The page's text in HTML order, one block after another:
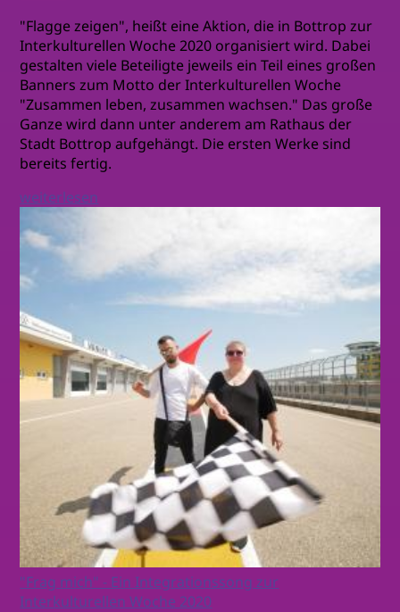
"Flagge zeigen", heißt eine Aktion, die in Bottrop zur
Interkulturellen Woche 2020 organisiert wird. Dabei
gestalten viele Beteiligte jeweils ein Teil eines großen
Banners zum Motto der Interkulturellen Woche
"Zusammen leben, zusammen wachsen." Das große
Ganze wird dann unter anderem am Rathaus der
Stadt Bottrop aufgehängt. Die ersten Werke sind
bereits fertig.
weiterlesen
"Frag mich" - Ein Integrationssong zur
Interkulturellen Woche 2020